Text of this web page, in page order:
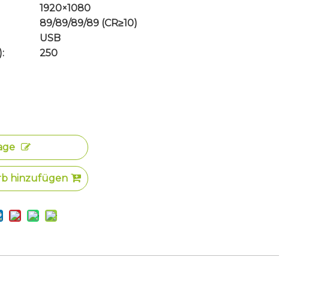
1920×1080
89/89/89/89 (CR≥10)
USB
250
hinzufügen